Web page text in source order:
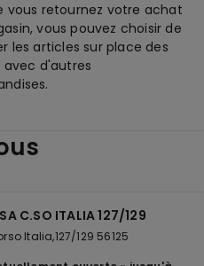
vous retournez votre achat
vous pouvez choisir de
les articles sur place des
avec d'autres
C.SO ITALIA 127/129
Italia,127/129 56125